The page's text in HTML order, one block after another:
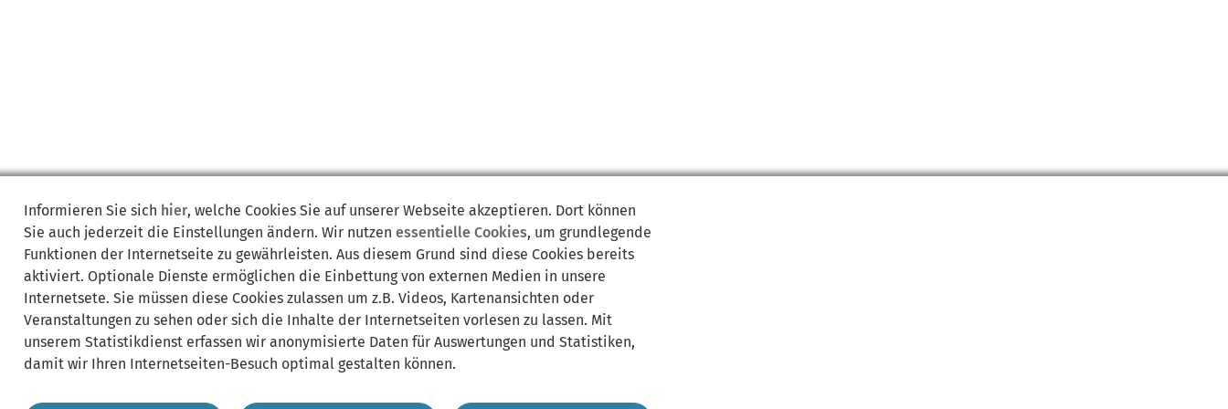
Informieren Sie sich hier, welche Cookies Sie auf unserer Webseite akzeptieren. Dort können
Sie auch jederzeit die Einstellungen ändern. Wir nutzen essentielle Cookies, um grundlegende
Funktionen der Internetseite zu gewährleisten. Aus diesem Grund sind diese Cookies bereits
aktiviert. Optionale Dienste ermöglichen die Einbettung von externen Medien in unsere
Internetsete. Sie müssen diese Cookies zulassen um z.B. Videos, Kartenansichten oder
Veranstaltungen zu sehen oder sich die Inhalte der Internetseiten vorlesen zu lassen. Mit
unserem Statistikdienst erfassen wir anonymisierte Daten für Auswertungen und Statistiken,
damit wir Ihren Internetseiten-Besuch optimal gestalten können.